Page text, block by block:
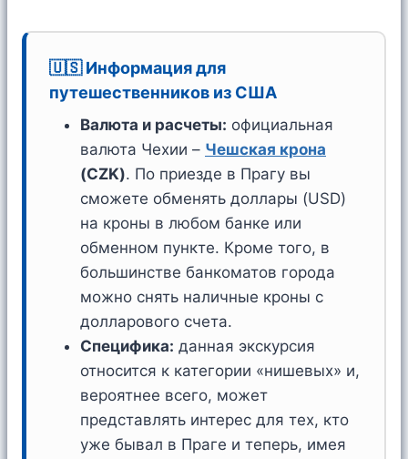
🇺🇸 Информация для
путешественников из США
Валюта и расчеты: официальная
валюта Чехии – Чешская крона
(CZK). По приезде в Прагу вы
сможете обменять доллары (USD)
на кроны в любом банке или
обменном пункте. Кроме того, в
большинстве банкоматов города
можно снять наличные кроны с
долларового счета.
Специфика: данная экскурсия
относится к категории «нишевых» и,
вероятнее всего, может
представлять интерес для тех, кто
уже бывал в Праге и теперь, имея